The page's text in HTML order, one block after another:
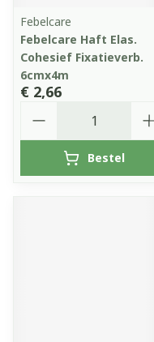
Febelcare
Febelcare Haft Elas.
Cohesief Fixatieverb.
6cmx4m
€ 2,66
Bestel